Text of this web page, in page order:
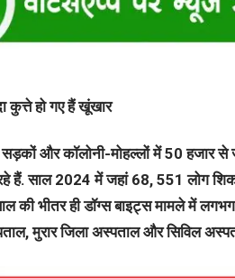
कुत्ते हो गए हैं खूंखार
सड़कों और कॉलोनी-मोहल्लों में 50 हजार
रहे हैं. साल 2024 में जहां 68, 551 लोग
की भीतर ही डॉग्स बाइट्स मामले में
मुरार जिला अस्पताल और सिविल